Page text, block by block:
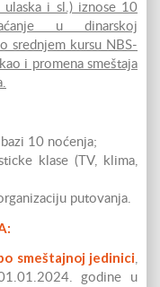
ulaska i sl.) iznose 10
u dinarskoj
srednjem kursu NBS-
i promena smeštaja
10 noćenja;
klase (TV, klima,
putovanja.
smeštajnoj jedinici,
godine u